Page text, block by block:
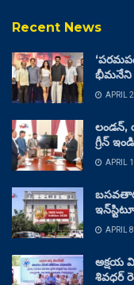
Recent News
భీమనేని
APRIL
లండన్,
గ్రీన్
APRIL
APRIL
అక్షయ
శివధర్